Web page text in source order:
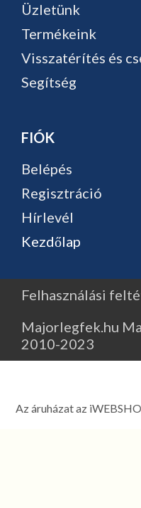
Üzletünk
Termékeink
Visszatérítés és
Segítség
FIÓK
Belépés
Regisztráció
Hírlevél
Kezdőlap
Felhasználási
Majorlegfek.hu
2010-2023
Az áruházat az